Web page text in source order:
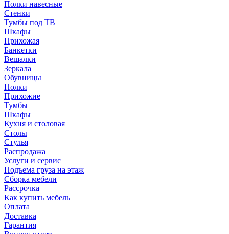
Полки навесные
Стенки
Тумбы под ТВ
Шкафы
Прихожая
Банкетки
Вешалки
Зеркала
Обувницы
Полки
Прихожие
Тумбы
Шкафы
Кухня и столовая
Столы
Стулья
Распродажа
Услуги и сервис
Подъема груза на этаж
Сборка мебели
Рассрочка
Как купить мебель
Оплата
Доставка
Гарантия